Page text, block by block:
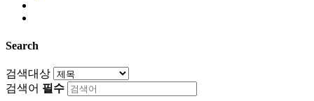
Search
검색대상
검색어 필수